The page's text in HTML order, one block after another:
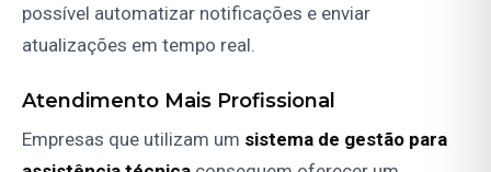
possível automatizar notificações e enviar
atualizações em tempo real.
Atendimento Mais Profissional
Empresas que utilizam um sistema de gestão para